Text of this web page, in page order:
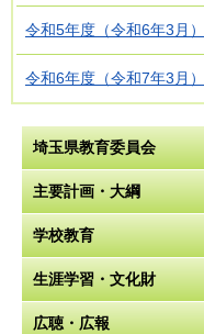
令和5年度（令和6年3月
令和6年度（令和7年3月
埼玉県教育委員会
主要計画・大綱
学校教育
生涯学習・文化財
広聴・広報